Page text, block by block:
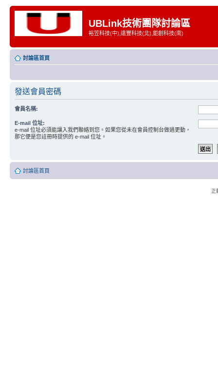
UBLink技術團隊討論區
裕笠科技(中),遠豐科技(北),鉅創科技(南)
討論區首頁
發送會員密碼
會員名稱:
E-mail 位址:
e-mail 位址必須能讓入我們聯絡到您。如果您從未在會員控制台做過更動，
那它便是您註冊時提供的 e-mail 位址。
討論區首頁
正